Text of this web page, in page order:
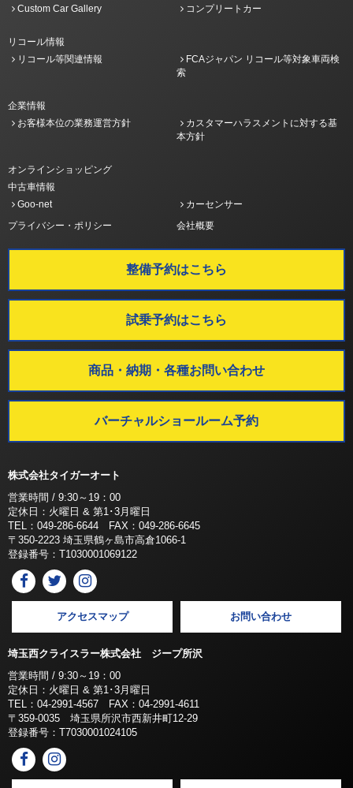
Custom Car Gallery
コンプリートカー
リコール情報
リコール等関連情報
FCAジャパン リコール等対象車両検
索
企業情報
お客様本位の業務運営方針
カスタマーハラスメントに対する基
本方針
オンラインショッピング
中古車情報
Goo-net
カーセンサー
プライバシー・ポリシー
会社概要
整備予約はこちら
試乗予約はこちら
商品・納期・各種お問い合わせ
バーチャルショールーム予約
株式会社タイガーオート
営業時間 / 9:30～19：00
定休日：火曜日 & 第1･3月曜日
TEL：049-286-6644 FAX：049-286-6645
〒350-2223 埼玉県鶴ヶ島市高倉1066-1
登録番号：T1030001069122
アクセスマップ お問い合わせ
埼玉西クライスラー株式会社 ジープ所沢
営業時間 / 9:30～19：00
定休日：火曜日 & 第1･3月曜日
TEL：04-2991-4567 FAX：04-2991-4611
〒359-0035 埼玉県所沢市西新井町12-29
登録番号：T7030001024105